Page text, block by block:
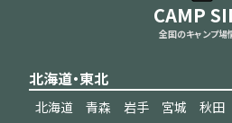
CAMP
全国のキャンプ場
北海道・東北
北海道 青森 岩手 宮城 秋田